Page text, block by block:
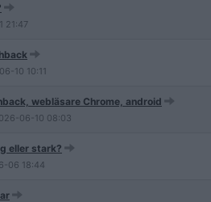
21:47
10 10:11
webläsare Chrome, android
06-10 08:03
eller stark?
06 18:44